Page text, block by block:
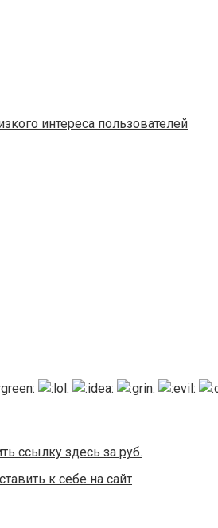
интереса пользователей
ссылку здесь за руб.
к себе на сайт